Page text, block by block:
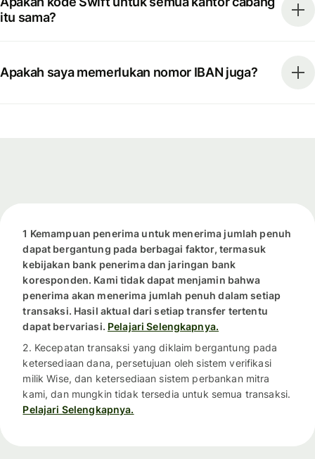
itu sama?
Apakah saya memerlukan nomor IBAN juga?
1 Kemampuan penerima untuk menerima jumlah penuh
dapat bergantung pada berbagai faktor, termasuk
kebijakan bank penerima dan jaringan bank
koresponden. Kami tidak dapat menjamin bahwa
penerima akan menerima jumlah penuh dalam setiap
transaksi. Hasil aktual dari setiap transfer tertentu
dapat bervariasi. Pelajari Selengkapnya.
2. Kecepatan transaksi yang diklaim bergantung pada
ketersediaan dana, persetujuan oleh sistem verifikasi
milik Wise, dan ketersediaan sistem perbankan mitra
kami, dan mungkin tidak tersedia untuk semua transaksi.
Pelajari Selengkapnya.